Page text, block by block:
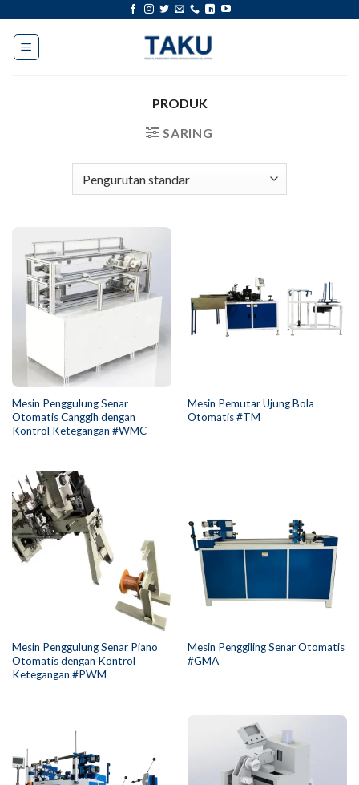
konten
PRODUK
SARING
Mesin Penggulung Senar
Otomatis Canggih dengan
Kontrol Ketegangan #WMC
Mesin Pemutar Ujung Bola
Otomatis #TM
Mesin Penggulung Senar Piano
Otomatis dengan Kontrol
Ketegangan #PWM
Mesin Penggiling Senar Otomatis
#GMA